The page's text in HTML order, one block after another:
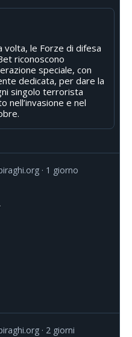
volta, le Forze di difesa
riconoscono
speciale, con
dedicata, per dare la
singolo terrorista
nell’invasione e nel
1 giorno
2 giorni